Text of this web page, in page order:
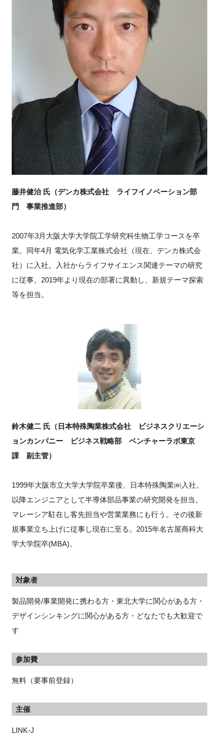
藤井健治 氏（デンカ株式会社 ライフイノベーション部
門 事業推進部）
2007年3月大阪大学大学院工学研究科生物工学コースを卒
業。同年4月 電気化学工業株式会社（現在、デンカ株式会
社）に入社。入社からライフサイエンス関連テーマの研究
に従事。2019年より現在の部署に異動し、新規テーマ探索
等を担当。
鈴木健二 氏（日本特殊陶業株式会社 ビジネスクリエーシ
ョンカンパニー ビジネス戦略部 ベンチャーラボ東京
課 副主管）
1999年大阪市立大学大学院卒業後、日本特殊陶業㈱入社。
以降エンジニアとして半導体部品事業の研究開発を担当。
マレーシア駐在し客先担当や営業業務にも行う。その後新
規事業立ち上げに従事し現在に至る。2015年名古屋商科大
学大学院卒(MBA)。
対象者
製品開発/事業開発に携わる方・東北大学に関心がある方・
デザインシンキングに関心がある方・どなたでも大歓迎で
す
参加費
無料（要事前登録）
主催
LINK-J